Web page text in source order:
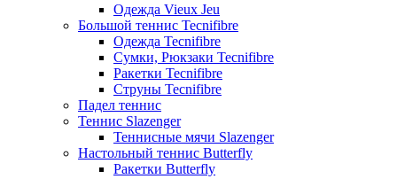
Одежда Vieux Jeu
Большой теннис Tecnifibre
Одежда Tecnifibre
Сумки, Рюкзаки Tecnifibre
Ракетки Tecnifibre
Струны Tecnifibre
Падел теннис
Теннис Slazenger
Теннисные мячи Slazenger
Настольный теннис Butterfly
Ракетки Butterfly